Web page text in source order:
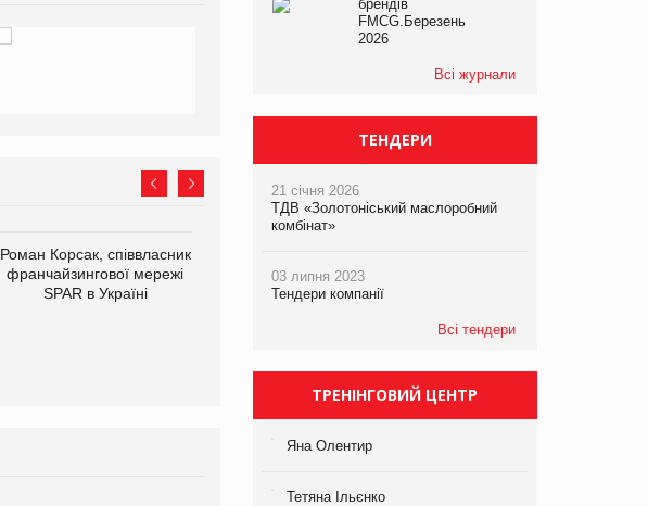
Роман Корсак, співвласник
франчайзингової мережі
SPAR в Україні
Файно маркет Директор
департаменту з
брендів
FMCG.Березень
2026
Всі журнали
ТЕНДЕРИ
21 січня 2026
ТДВ «Золотоніський маслоробний
комбінат»
03 липня 2023
Тендери компанії
Всі тендери
ТРЕНІНГОВИЙ ЦЕНТР
Яна Олентир
Тетяна Ільєнко